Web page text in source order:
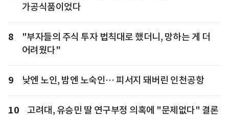
가공식품이었다
8
"부자들의 주식 투자 법칙대로 했더니, 망하는 게 더
어려웠다"
9 낮엔 노인, 밤엔 노숙인… 피서지 돼버린 인천공항
10 고려대, 유승민 딸 연구부정 의혹에 "문제없다" 결론